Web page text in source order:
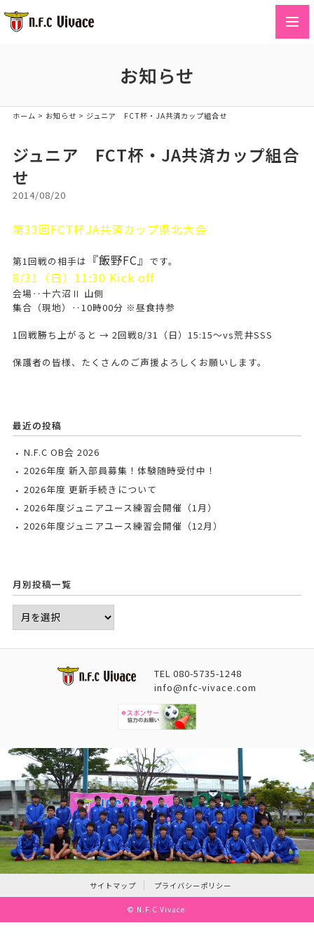
お知らせ
ホーム > お知らせ > ジュニア FCT杯・JA共済カップ組合せ
ジュニア FCT杯・JA共済カップ組合
せ
2014/08/20
第33回FCT杯JA共済カップ県北大会
第1回戦の相手は 『飯野FC』 です。
8/31（日）11:30 Kick off
会場‥十六沼Ⅱ 山側
集合（現地）‥10時00分 ※昼食持参
1回戦勝ち上がると → 2回戦8/31（日）15:15～vs荒井SSS
保護者の皆様、たくさんのご声援よろしくお願いします。
最近の投稿
N.F.C OB会 2026
2026年度 新入部員募集！体験随時受付中！
2026年度 更新手続きについて
2026年度ジュニアユース練習会開催（1月）
2026年度ジュニアユース練習会開催（12月）
月別投稿一覧
TEL 080-5735-1248
info@nfc-vivace.com
サイトマップ プライバシーポリシー
© N.F.C Vivace.